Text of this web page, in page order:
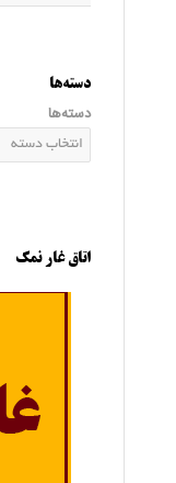
دسته‌ها
دسته‌ها
اتاق غار نمک